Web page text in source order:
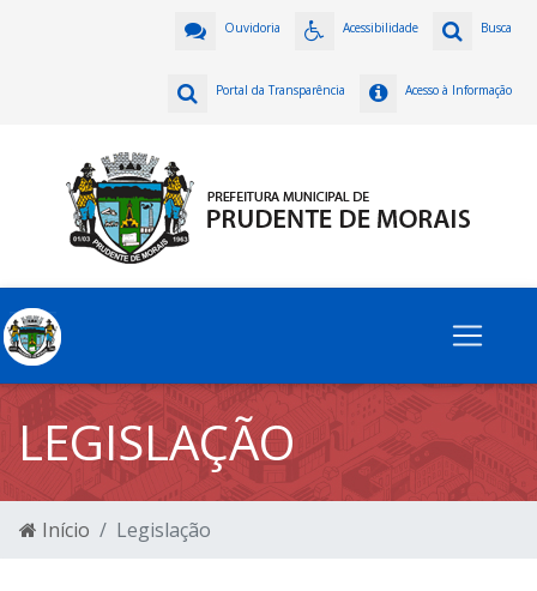
Busca
Acessibilidade
Ouvidoria
Acesso à Informação
Portal da Transparência
LEGISLAÇÃO
Início Legislação